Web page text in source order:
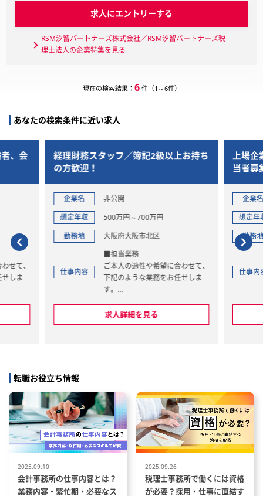
求人にエントリーする
RSM汐留パートナーズ株式会社／RSM汐留パートナーズ税
理士法人の企業特集を見る
現在の検索結果： 6件（1～6件）
あなたの検索条件に近い求人
、会
せて、
しま
際税
M&
社の会
ービス
イナン
検討
会計資
基幹シ
社の定
経理財務スタッフ／簿記2級以上お持ち
の方歓迎！
企業名
非公開
想定年収
500万円～700万円
勤務地
大阪府大阪市北区
仕事内容
■担当業務
ご本人の適性や希望に合わせて、
下記のような業務をお任せしま
す。
・法人税の計算、税務申告／監査
法人、税理士対応／新規会計基準
種調整
・資金管理、グループファイナン
スの管理／金融商品の購入検討
・取締役会、経営会議の資料作成
／管理会計資料の作成／会計シス
テム、基幹システムの管理／各種
社内PJへの参加
■業務内容の変更範囲：会社の定
求人詳細を見る
上場
当者募
企業
想定年
勤務
仕事内
転職お役立ち情報
2025.09.10
会計事務所の仕事内容とは？
業務内容・繁忙期・必要なス
2025.09.26
税理士事務所で働くには資格
が必要？採用・仕事に直結す